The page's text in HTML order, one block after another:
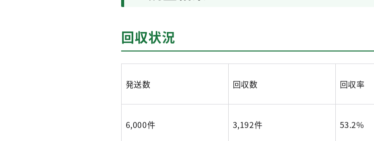
回収状況
発送数 回収数 回収率
6,000件 3,192件 53.2%